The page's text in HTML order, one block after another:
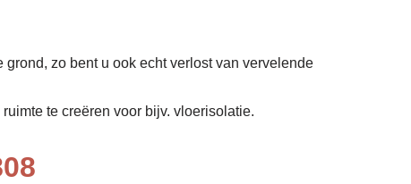
zo bent u ook echt verlost van vervelende
te creëren voor bijv. vloerisolatie.